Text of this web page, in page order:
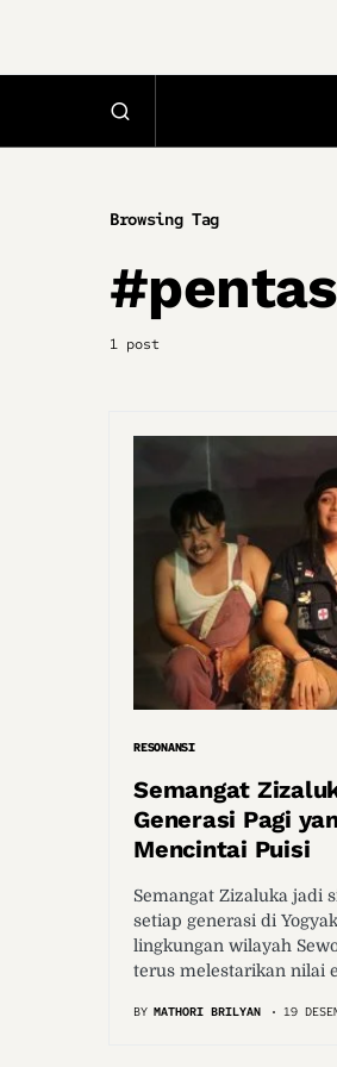
Browsing Tag
1 post
RESONANSI
Semangat
Generasi Pagi
Mencintai Puisi
Semangat Zizaluka jadi
setiap generasi di
lingkungan wilayah
terus melestarikan nilai
BY MATHORI BRILYAN 19